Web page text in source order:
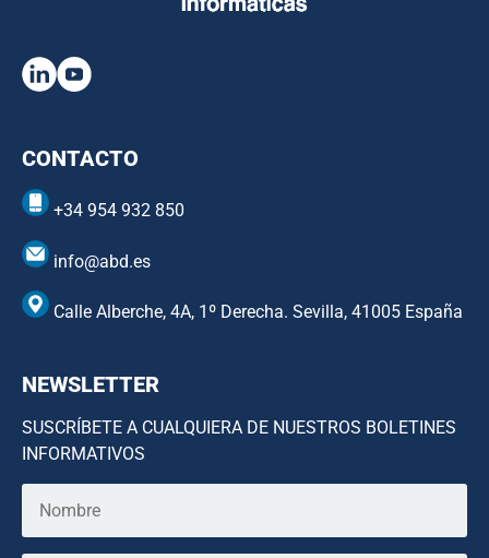
CONTACTO
+34 954 932 850
info@abd.es
Calle Alberche, 4A, 1º Derecha. Sevilla, 41005 España
NEWSLETTER
SUSCRÍBETE A CUALQUIERA DE NUESTROS BOLETINES
INFORMATIVOS